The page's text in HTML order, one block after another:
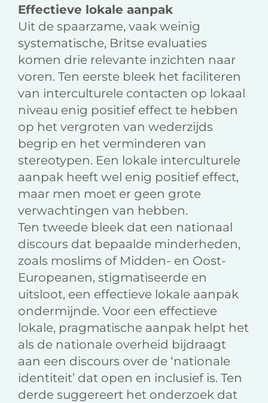
Effectieve lokale aanpak
Uit de spaarzame, vaak weinig
systematische, Britse evaluaties
komen drie relevante inzichten naar
voren. Ten eerste bleek het faciliteren
van interculturele contacten op lokaal
niveau enig positief effect te hebben
op het vergroten van wederzijds
begrip en het vermin­deren van
stereotypen. Een lokale interculturele
aanpak heeft wel enig positief effect,
maar men moet er geen grote
verwachtingen van hebben.
Ten tweede bleek dat een nationaal
discours dat bepaalde minderheden,
zoals moslims of Midden- en Oost-
Europeanen, stigmatiseerde en
uitsloot, een effec­tieve lokale aanpak
ondermijnde. Voor een effectieve
lokale, pragmatische aanpak helpt het
als de nationale overheid bijdraagt
aan een discours over de ‘nationale
identiteit’ dat open en inclusief is. Ten
derde suggereert het onderzoek dat